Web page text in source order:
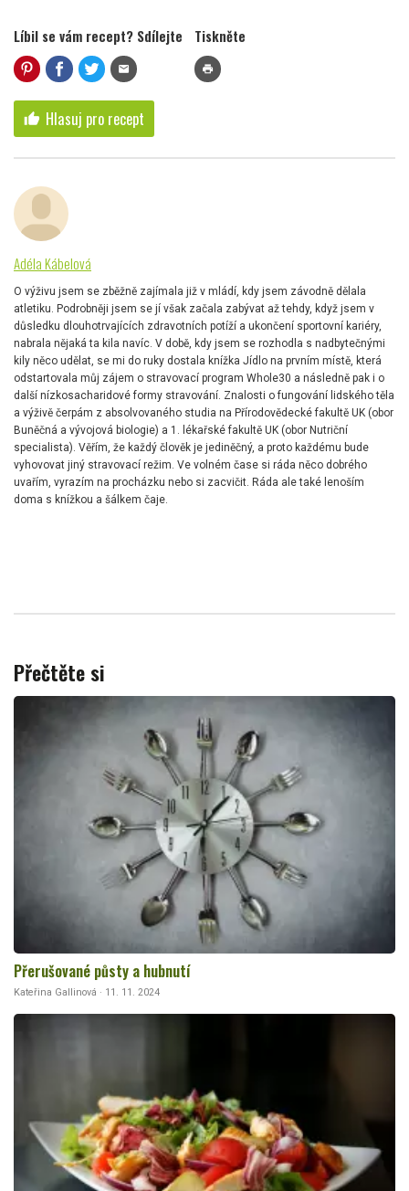
Líbil se vám recept? Sdílejte
mail
Tiskněte
print
thumb_up Hlasuj pro recept
Adéla Kábelová
O výživu jsem se zběžně zajímala již v mládí, kdy jsem závodně dělala
atletiku. Podrobněji jsem se jí však začala zabývat až tehdy, když jsem v
důsledku dlouhotrvajících zdravotních potíží a ukončení sportovní kariéry,
nabrala nějaká ta kila navíc. V době, kdy jsem se rozhodla s nadbytečnými
kily něco udělat, se mi do ruky dostala knížka Jídlo na prvním místě, která
odstartovala můj zájem o stravovací program Whole30 a následně pak i o
další nízkosacharidové formy stravování. Znalosti o fungování lidského těla
a výživě čerpám z absolvovaného studia na Přírodovědecké fakultě UK (obor
Buněčná a vývojová biologie) a 1. lékařské fakultě UK (obor Nutriční
specialista). Věřím, že každý člověk je jediněčný, a proto každému bude
vyhovovat jiný stravovací režim. Ve volném čase si ráda něco dobrého
uvařím, vyrazím na procházku nebo si zacvičit. Ráda ale také lenoším
doma s knížkou a šálkem čaje.
Přečtěte si
Přerušované půsty a hubnutí
Kateřina Gallinová · 11. 11. 2024